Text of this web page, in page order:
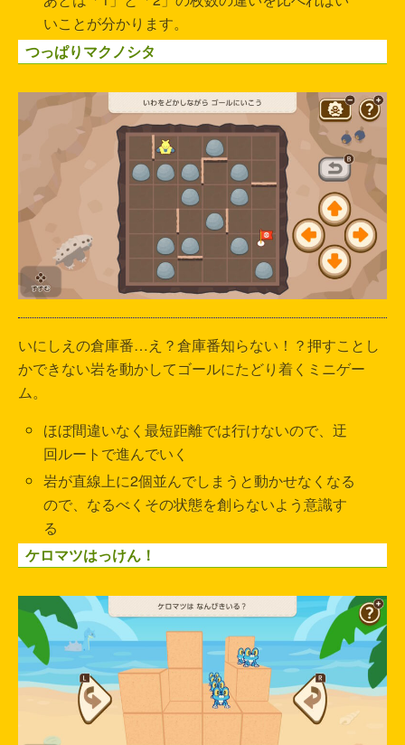
いことが分かります。
つっぱりマクノシタ
いにしえの倉庫番…え？倉庫番知らない！？押すことし
かできない岩を動かしてゴールにたどり着くミニゲー
ム。
ほぼ間違いなく最短距離では行けないので、迂
回ルートで進んでいく
岩が直線上に2個並んでしまうと動かせなくなる
ので、なるべくその状態を創らないよう意識す
る
ケロマツはっけん！